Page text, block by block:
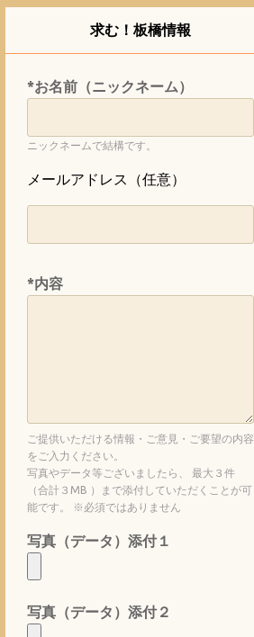
求む！板橋情報
*お名前（ニックネーム）
ニックネームで結構です。
メールアドレス（任意）
*内容
ご提供いただける情報・ご意見・ご要望の内容
をご入力ください。
写真やデータ等ございましたら、 最大３件
（合計３MB ）まで添付していただくことが可
能です。 ※必須ではありません
写真（データ）添付１
写真（データ）添付２